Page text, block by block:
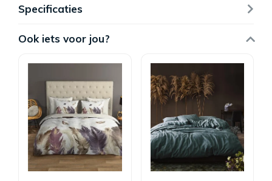
Specificaties
Ook iets voor jou?